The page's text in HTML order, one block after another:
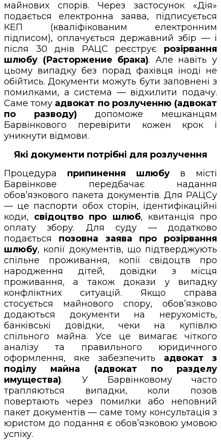
майнових спорів. Через застосунок «Дія»
подається електронна заява, підписується
КЕП (кваліфікованим електронним
підписом), оплачується державний збір — і
після 30 днів РАЦС реєструє розірвання
шлюбу (Расторжение брака). Але навіть у
цьому випадку без порад фахівця іноді не
обійтись. Документи можуть бути заповнені з
помилками, а система — відхилити подачу.
Саме тому адвокат по розлученню (адвокат
по разводу) допоможе мешканцям
Барвінкового перевірити кожен крок і
уникнути відмови.
Які документи потрібні для розлучення
Процедура припинення шлюбу в місті
Барвінкове передбачає надання
обов’язкового пакета документів. Для РАЦСу
— це паспорти обох сторін, ідентифікаційні
коди, свідоцтво про шлюб, квитанція про
оплату збору. Для суду — додатково
подається позовна заява про розірвання
шлюбу, копії документів, що підтверджують
спільне проживання, копії свідоцтв про
народження дітей, довідки з місця
проживання, а також докази у випадку
конфліктних ситуацій. Якщо справа
стосується майнового спору, обов’язково
додаються документи на нерухомість,
банківські довідки, чеки на купівлю
спільного майна. Усе це вимагає чіткого
аналізу та правильного юридичного
оформлення, яке забезпечить адвокат з
поділу майна (адвокат по разделу
имущества). У Барвінковому часто
трапляються випадки, коли позов
повертають через помилки або неповний
пакет документів — саме тому консультація з
юристом до подання є обов’язковою умовою
успіху.